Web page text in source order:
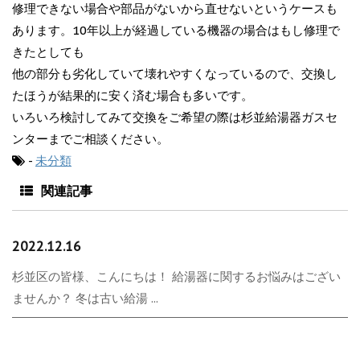
修理できない場合や部品がないから直せないというケースも
あります。10年以上が経過している機器の場合はもし修理で
きたとしても
他の部分も劣化していて壊れやすくなっているので、交換し
たほうが結果的に安く済む場合も多いです。
いろいろ検討してみて交換をご希望の際は杉並給湯器ガスセ
ンターまでご相談ください。
- 未分類
関連記事
2022.12.16
杉並区の皆様、こんにちは！ 給湯器に関するお悩みはござい
ませんか？ 冬は古い給湯 ...